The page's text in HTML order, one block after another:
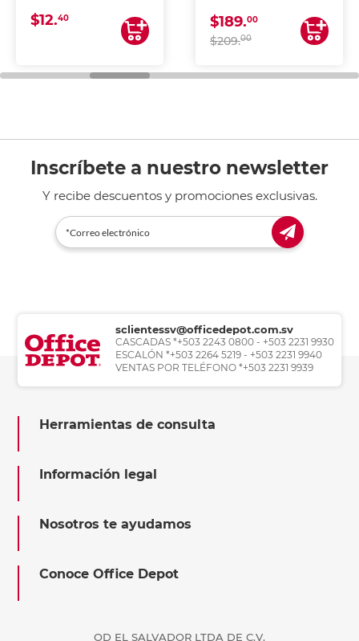
$12.40 $189.00
$209.00
Inscríbete a nuestro newsletter
Y recibe descuentos y promociones exclusivas.
sclientessv@officedepot.com.sv
CASCADAS *+503 2243 0800 - +503 2231 9930
ESCALÓN *+503 2264 5219 - +503 2231 9940
VENTAS POR TELÉFONO *+503 2231 9939
Herramientas de consulta
Información legal
Nosotros te ayudamos
Conoce Office Depot
OD EL SALVADOR LTDA DE C.V.